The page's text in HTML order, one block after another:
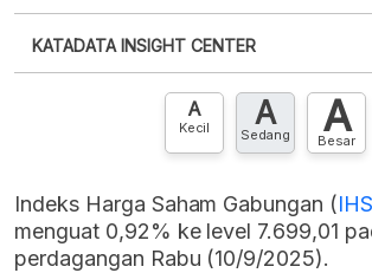
XLS
punya akun?Silakan Daftar sekarang
KATADATA INSIGHT CENTER
Hubungi sekarang »
A
Kecil A
Sedang A
Besar
Indeks Harga Saham Gabungan (
menguat 0,92% ke level 7.699,01
perdagangan Rabu (10/9/2025).